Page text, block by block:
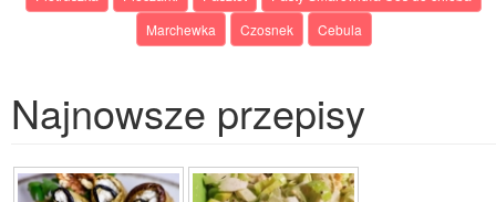
Marchewka
Czosnek Cebula
Najnowsze przepisy